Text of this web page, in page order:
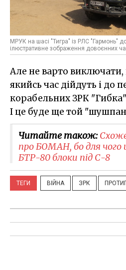
МРУК на шасі "Тигра" із РЛС "Гармонь"
ілюстративне зображення довоєнних
Але не варто
якийсь час дійдуть і до
корабельних ЗРК
І це буде ще той
Читайте також:
про БОМАН, бо для
БТР-80 блоки під С-8
ТЕГИ ВІЙНА ЗРК